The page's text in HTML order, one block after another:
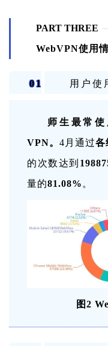
PART THREE
WebVPN使用
01 用户使
师生最常使
VPN。 4月通过各
的次数达到
量的81.08%。
图2